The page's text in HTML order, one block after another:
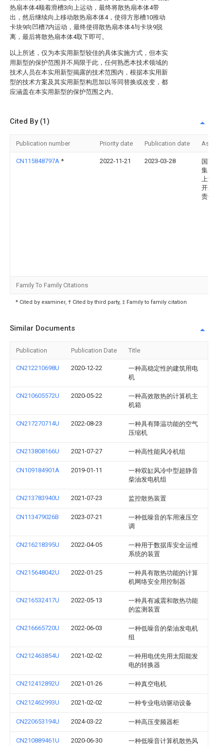
热扇本体4顺着滑槽3向上运动，最终将散热扇本体4带
出，然后继续向上移动散热扇本体4，使得方形槽10推动
卡块9向凹槽7内运动，最终使得散热扇本体4与卡块9脱
离，最后将散热扇本体4取下即可。
以上所述，仅为本实用新型较佳的具体实施方式，但本实
用新型的保护范围并不局限于此，任何熟悉本技术领域的
技术人员在本实用新型揭露的技术范围内，根据本实用新
型的技术方案及其实用新型构思加以等同替换或改变，都
应涵盖在本实用新型的保护范围之内。
Cited By (1)
Publication number Priority date Publication date
CN115848797A * 2022-11-21 2023-03-28
国家
集团
上游
开发
责任
Family To Family Citations
* Cited by examiner, † Cited by third party, ‡ Family to family citation
Similar Documents
Publication Publication Date Title
CN212210698U 2020-12-22
一种高稳定性的建筑用电
机
CN210605572U 2020-05-22
一种高效散热的计算机主
机箱
CN217270714U 2022-08-23
一种具有降温功能的空气
压缩机
CN213808166U 2021-07-27 一种高性能风冷机组
CN109184901A 2019-01-11
一种双缸风冷中型超静音
柴油发电机组
CN213783940U 2021-07-23 监控散热装置
CN113479026B 2023-07-21
一种低噪音的车用液压空
调
CN216218395U 2022-04-05
一种用于数据库安全运维
系统的装置
CN215648042U 2022-01-25
一种具有散热功能的计算
机网络安全用控制器
CN216532417U 2022-05-13
一种具有减震和散热功能
的监测装置
CN216665720U 2022-06-03
一种低噪音的柴油发电机
组
CN212463854U 2021-02-02
一种用电优先用太阳能发
电的转换器
CN212412892U 2021-01-26 一种真空电机
CN212462993U 2021-02-02 一种专业电动驱动设备
CN220653194U 2024-03-22 一种高压变频器柜
CN210889461U 2020-06-30 一种低噪音计算机散热风